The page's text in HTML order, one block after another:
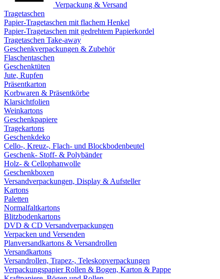
Verpackung & Versand
Tragetaschen
Papier-Tragetaschen mit flachem Henkel
Papier-Tragetaschen mit gedrehtem Papierkordel
Tragetaschen Take-away
Geschenkverpackungen & Zubehör
Flaschentaschen
Geschenktüten
Jute, Rupfen
Präsentkarton
Korbwaren & Präsentkörbe
Klarsichtfolien
Weinkartons
Geschenkpapiere
Tragekartons
Geschenkdeko
Cello-, Kreuz-, Flach- und Blockbodenbeutel
Geschenk- Stoff- & Polybänder
Holz- & Cellophanwolle
Geschenkboxen
Versandverpackungen, Display & Aufsteller
Kartons
Paletten
Normalfaltkartons
Blitzbodenkartons
DVD & CD Versandverpackungen
Verpacken und Versenden
Planversandkartons & Versandrollen
Versandkartons
Versandrollen, Trapez-, Teleskopverpackungen
Verpackungspapier Rollen & Bogen, Karton & Pappe